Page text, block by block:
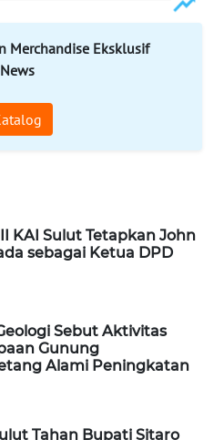
Merchandise Eksklusif
KAI Sulut Tetapkan John
sebagai Ketua DPD
Sebut Aktivitas
Gunung
Alami Peningkatan
Tahan Bupati Sitaro